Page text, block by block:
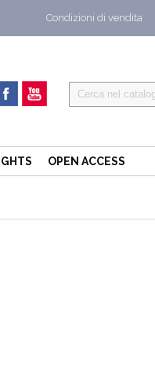
Condizioni di vendita
OPEN ACCESS